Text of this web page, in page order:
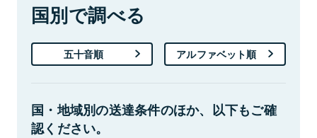
国別で調べる
五十音順 アルファベット順
国・地域別の送達条件のほか、以下もご確
認ください。